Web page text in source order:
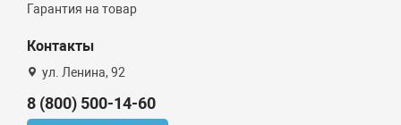
Гарантия на товар
Контакты
ул. Ленина, 92
8 (800) 500-14-60